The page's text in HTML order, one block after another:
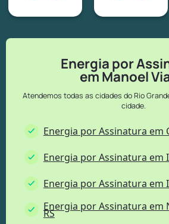
Energia por
em Manoel
Atendemos todas as cidades do Rio
cidade.
Energia por Assinatura em
Energia por Assinatura em
Energia por Assinatura em
Energia por Assinatura em
RS